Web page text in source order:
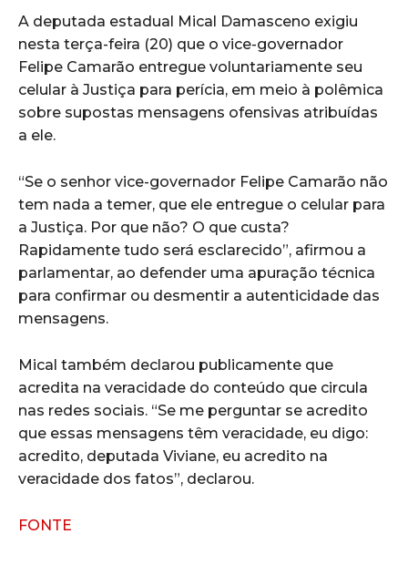
A deputada estadual Mical Damasceno exigiu
nesta terça-feira (20) que o vice-governador
Felipe Camarão entregue voluntariamente seu
celular à Justiça para perícia, em meio à polêmica
sobre supostas mensagens ofensivas atribuídas
a ele.
“Se o senhor vice-governador Felipe Camarão não
tem nada a temer, que ele entregue o celular para
a Justiça. Por que não? O que custa?
Rapidamente tudo será esclarecido”, afirmou a
parlamentar, ao defender uma apuração técnica
para confirmar ou desmentir a autenticidade das
mensagens.
Mical também declarou publicamente que
acredita na veracidade do conteúdo que circula
nas redes sociais. “Se me perguntar se acredito
que essas mensagens têm veracidade, eu digo:
acredito, deputada Viviane, eu acredito na
veracidade dos fatos”, declarou.
FONTE